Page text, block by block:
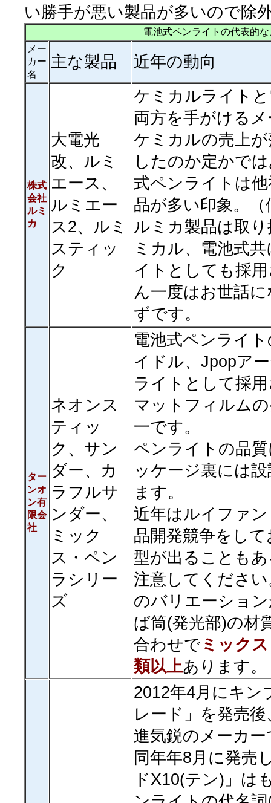
い勝手が悪い製品が多いので除
電池式ペンライトの代表的
メー
カー
名
主な製品 近年の動向
株式
会社
ルミ
カ
大電光
改、ルミ
エース、
ルミエー
ス2、ルミ
スティッ
ク
ケミカルライト
両方を手がける
ケミカルの売上
したのか定かで
式ペンライトは
品が多い印象。
ルミカ製品は取
ミカル、電池式
イトとしても採
ん一度はお世話
ずです。
ター
ンオ
ン有
限会
社
ネオンス
ティッ
ク、サン
ダー、カ
ラフルサ
ンダー、
ミック
ス・ペン
ラシリー
ズ
電池式ペンライ
イドル、Jpopア
ライトとして採
マットフィルム
一です。
ペンライトの品
ッケージ裏には
ます。
近年はルイファ
品開発競争をし
型が出ることも
注意してくださ
のバリエーショ
ば筒(発光部)の材
合わせで ミック
類以上あります。
2012年4月にキン
レード」を発売
進気鋭のメーカー
同年年8月に発売
ドX10(テン)」は